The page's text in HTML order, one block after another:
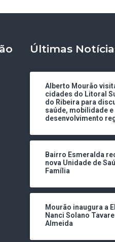
Últimas
Alberto Mourão
cidades do Litoral
do Ribeira para
saúde, mobilidade e
desenvolvimento
Bairro Esmeralda
nova Unidade de
Família
Mourão inaugura a
Nanci Solano
Almeida